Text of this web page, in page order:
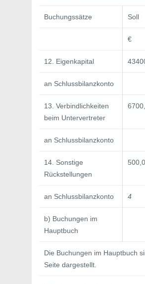
Buchungssätze Soll
€
12. Eigenkapital
an Schlussbilanzkonto
13. Verbindlichkeiten
beim Untervertreter
an Schlussbilanzkonto
14. Sonstige
Rückstellungen
an Schlussbilanzkonto 4
b) Buchungen im
Hauptbuch
Die Buchungen im Hauptbuch
Seite dargestellt.